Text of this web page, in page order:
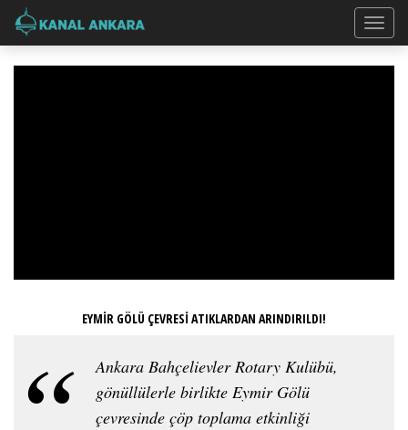
EYMİR GÖLÜ ÇEVRESİ ATIKLARDAN ARINDIRILDI!
Ankara Bahçelievler Rotary Kulübü,
gönüllülerle birlikte Eymir Gölü
çevresinde çöp toplama etkinliği